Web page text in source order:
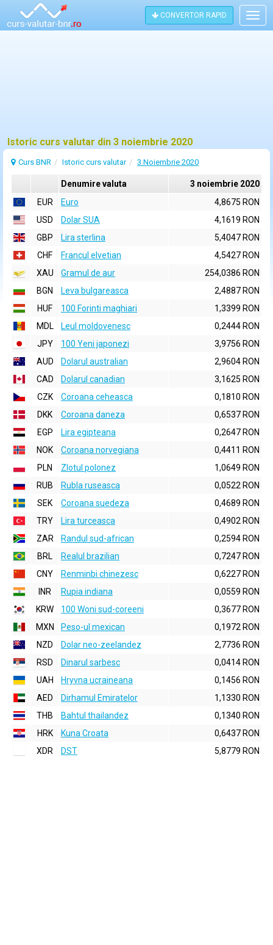
CONVERTOR RAPID
Istoric curs valutar din 3 noiembrie 2020
Curs BNR Istoric curs valutar 3 Noiembrie 2020
Denumire valuta
3 noiembrie 2020
EUR
Euro
4,8675 RON
USD
Dolar SUA
4,1619 RON
GBP
Lira sterlina
5,4047 RON
CHF
Francul elvetian
4,5427 RON
XAU
Gramul de aur
254,0386 RON
BGN
Leva bulgareasca
2,4887 RON
HUF
100 Forinti maghiari
1,3399 RON
MDL
Leul moldovenesc
0,2444 RON
JPY
100 Yeni japonezi
3,9756 RON
AUD
Dolarul australian
2,9604 RON
CAD
Dolarul canadian
3,1625 RON
CZK
Coroana ceheasca
0,1810 RON
DKK
Coroana daneza
0,6537 RON
EGP
Lira egipteana
0,2647 RON
NOK
Coroana norvegiana
0,4411 RON
PLN
Zlotul polonez
1,0649 RON
RUB
Rubla ruseasca
0,0522 RON
SEK
Coroana suedeza
0,4689 RON
TRY
Lira turceasca
0,4902 RON
ZAR
Randul sud-african
0,2594 RON
BRL
Realul brazilian
0,7247 RON
CNY
Renminbi chinezesc
0,6227 RON
INR
Rupia indiana
0,0559 RON
KRW
100 Woni sud-coreeni
0,3677 RON
MXN
Peso-ul mexican
0,1972 RON
NZD
Dolar neo-zeelandez
2,7736 RON
RSD
Dinarul sarbesc
0,0414 RON
UAH
Hryvna ucraineana
0,1456 RON
AED
Dirhamul Emiratelor
1,1330 RON
THB
Bahtul thailandez
0,1340 RON
HRK
Kuna Croata
0,6437 RON
XDR
DST 5,8779 RON